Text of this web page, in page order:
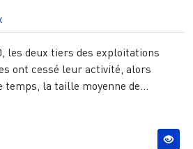
les deux tiers des exploitations
ont cessé leur activité, alors
la taille moyenne de...